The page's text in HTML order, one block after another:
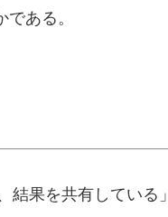
ある。
結果を共有している」